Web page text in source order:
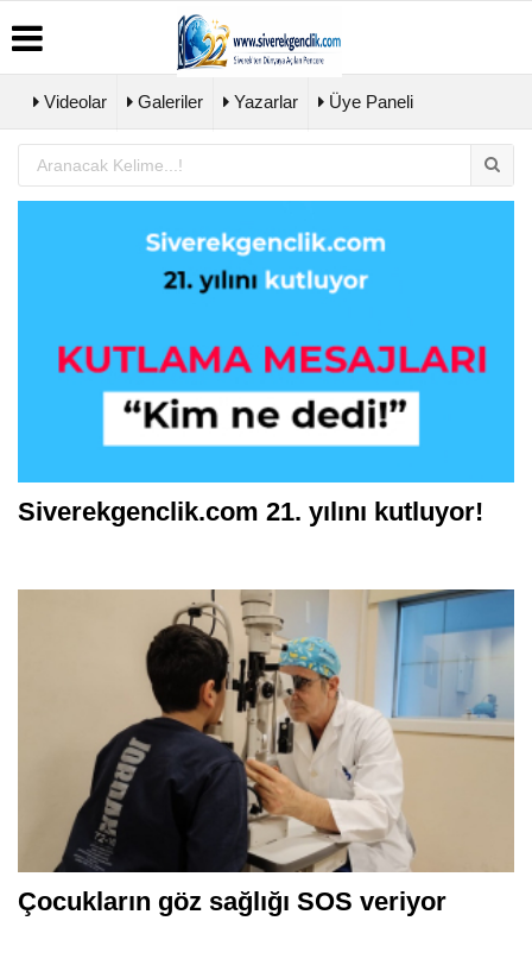
Üye
Biyografiler
Köşe
Video
Galeri
Foto
Künye
Videolar Galeriler Yazarlar Üye Paneli
Siverekgenclik.com 21. yılını kutluyor!
Çocukların göz sağlığı SOS veriyor